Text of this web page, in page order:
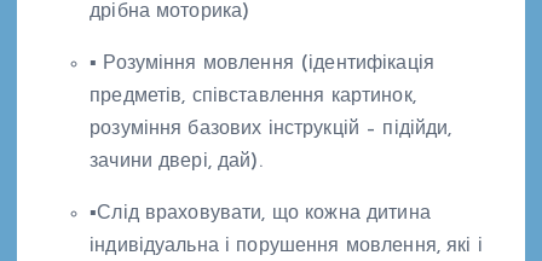
дрібна моторика)
▪ Розуміння мовлення (ідентифікація
предметів, співставлення картинок,
розуміння базових інструкцій – підійди,
зачини двері, дай).
▪Слід враховувати, що кожна дитина
індивідуальна і порушення мовлення, які і